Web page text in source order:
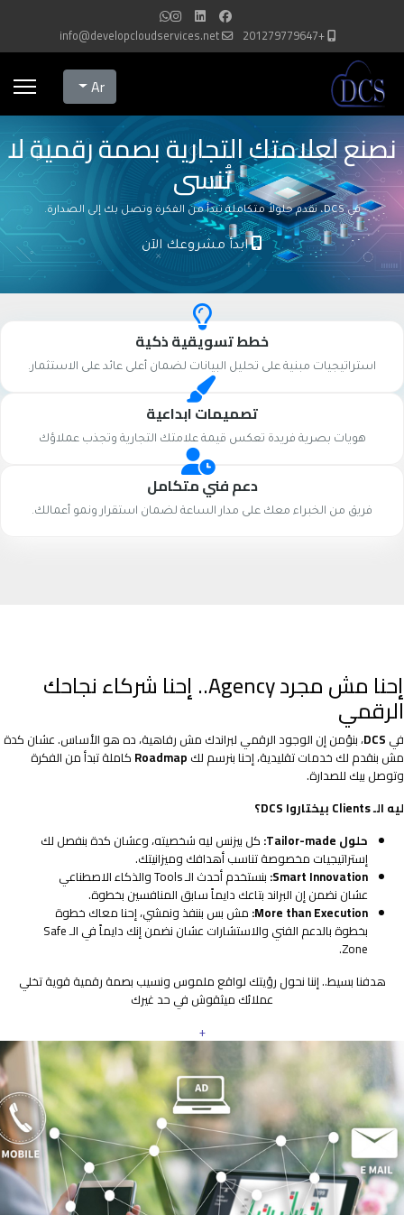
+201279779647
info@developcloudservices.net
Select your language
Ar
نصنع لعلامتك التجارية بصمة رقمية لا
تُنسى
في DCS، نقدم حلولاً متكاملة تبدأ من الفكرة وتصل بك إلى الصدارة.
ابدأ مشروعك الآن
خطط تسويقية ذكية
استراتيجيات مبنية على تحليل البيانات لضمان أعلى عائد على الاستثمار.
تصميمات ابداعية
هويات بصرية فريدة تعكس قيمة علامتك التجارية وتجذب عملاؤك
دعم فني متكامل
فريق من الخبراء معك على مدار الساعة لضمان استقرار ونمو أعمالك.
إحنا مش مجرد Agency.. إحنا شركاء نجاحك
الرقمي
في DCS، بنؤمن إن الوجود الرقمي لبراندك مش رفاهية، ده هو الأساس. عشان كدة
مش بنقدم لك خدمات تقليدية، إحنا بنرسم لك Roadmap كاملة تبدأ من الفكرة
وتوصل بيك للصدارة.
ليه الـ Clients بيختاروا DCS؟
حلول Tailor-made:
كل بيزنس ليه شخصيته، وعشان كدة بنفصل لك
إستراتيجيات مخصوصة تناسب أهدافك وميزانيتك.
Smart Innovation:
بنستخدم أحدث الـ Tools والذكاء الاصطناعي
عشان نضمن إن البراند بتاعك دايماً سابق المنافسين بخطوة.
More than Execution: مش بس بننفذ ونمشي، إحنا معاك خطوة
بخطوة بالدعم الفني والاستشارات عشان نضمن إنك دايماً في الـ Safe
Zone.
هدفنا بسيط.. إننا نحول رؤيتك لواقع ملموس ونسيب بصمة رقمية قوية تخلي
عملائك ميثقوش في حد غيرك
+